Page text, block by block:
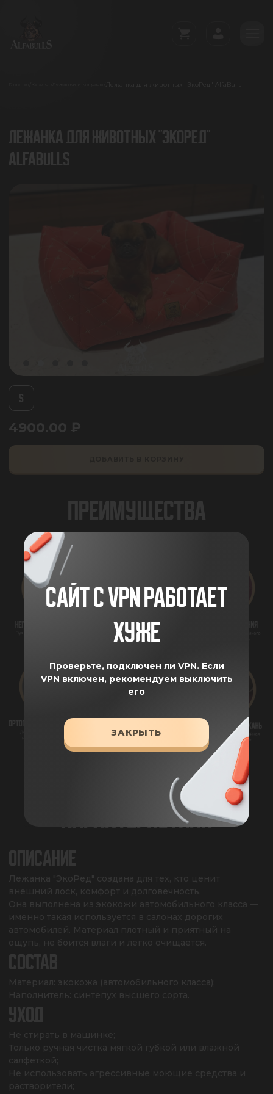
Лежанка для животных "ЭкоРед" AlfaBulls
ЛЕЖАНКА ДЛЯ ЖИВОТНЫХ "ЭКОРЕД"
ALFABULLS
S
4900.00 ₽
ПРЕИМУЩЕСТВА
ХАРАКТЕРИСТИКИ
ОПИСАНИЕ
Лежанка "ЭкоРед" создана для тех, кто ценит
внешний лоск, комфорт и долговечность.
Она выполнена из экокожи автомобильного класса —
именно такая используется в салонах дорогих
автомобилей. Материал плотный и приятный на
ощупь, не боится влаги и легко очищается.
СОСТАВ
Материал: экокожа (автомобильного класса);
Наполнитель: синтепух высшего сорта.
УХОД
Не стирать в машинке;
Только ручная чистка мягкой губкой или влажной
салфеткой;
Не использовать агрессивные моющие средства и
растворители;
САЙТ С VPN РАБОТАЕТ
ХУЖЕ
Проверьте, подключен ли VPN. Если
VPN включен, рекомендуем выключить
его
ЗАКРЫТЬ